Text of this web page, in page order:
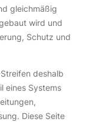
gleichmäßig
wird und
Schutz und
deshalb
eines Systems
Diese Seite